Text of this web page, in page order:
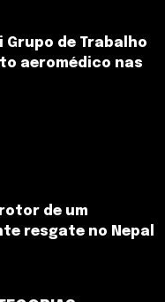
Grupo de Trabalho
aeromédico nas
de um
resgate no Nepal